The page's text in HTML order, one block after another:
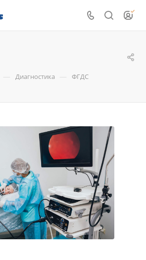
— Диагностика — ФГДС